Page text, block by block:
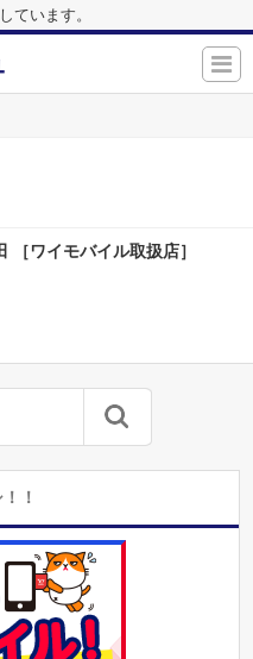
ています。
［ワイモバイル取扱店］
！